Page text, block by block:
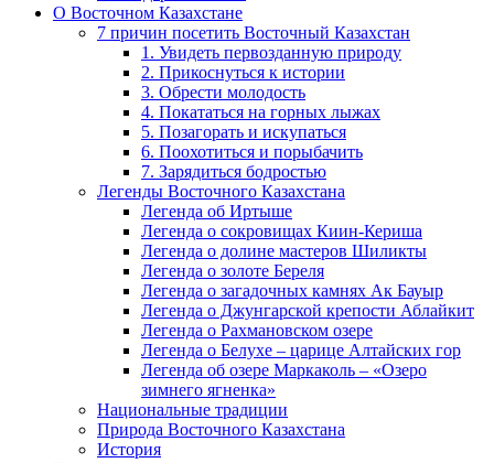
О Восточном Казахстане
7 причин посетить Восточный Казахстан
1. Увидеть первозданную природу
2. Прикоснуться к истории
3. Обрести молодость
4. Покататься на горных лыжах
5. Позагорать и искупаться
6. Поохотиться и порыбачить
7. Зарядиться бодростью
Легенды Восточного Казахстана
Легенда об Иртыше
Легенда о сокровищах Киин-Кериша
Легенда о долине мастеров Шиликты
Легенда о золоте Береля
Легенда о загадочных камнях Ак Бауыр
Легенда о Джунгарской крепости Аблайкит
Легенда о Рахмановском озере
Легенда о Белухе – царице Алтайских гор
Легенда об озере Маркаколь – «Озеро
зимнего ягненка»
Национальные традиции
Природа Восточного Казахстана
История